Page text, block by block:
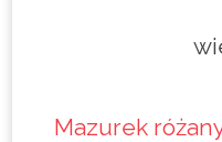
Mazurek